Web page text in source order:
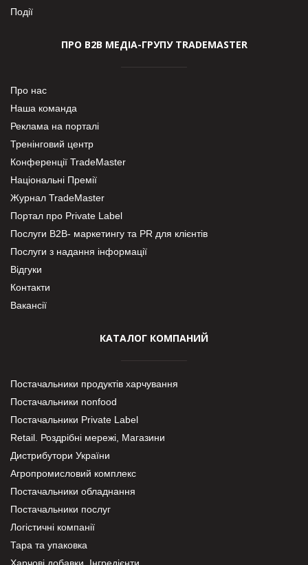
Події
ПРО В2В МЕДІА-ГРУПУ TRADEMASTER
Про нас
Наша команда
Реклама на порталі
Тренінговий центр
Конференції TradeMaster
Національні Премії
Журнал TradeMaster
Портал про Private Label
Послуги В2В- маркетингу та PR для клієнтів
Послуги з надання інформації
Відгуки
Контакти
Вакансії
КАТАЛОГ КОМПАНИЙ
Постачальники продуктів харчування
Постачальники nonfood
Постачальники Private Label
Retail. Роздрібні мережі, Магазини
Дистрибутори України
Агропромисловий комплекс
Постачальники обладнання
Постачальники послуг
Логістичні компанії
Тара та упаковка
Харчові добавки. Інгредієнти.